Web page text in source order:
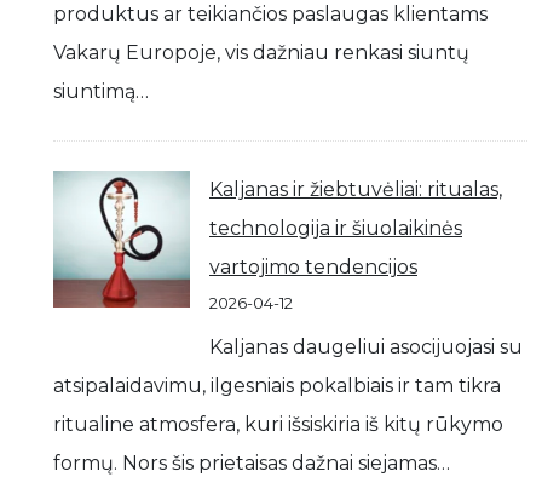
produktus ar teikiančios paslaugas klientams
Vakarų Europoje, vis dažniau renkasi siuntų
siuntimą…
Kaljanas ir žiebtuvėliai: ritualas,
technologija ir šiuolaikinės
vartojimo tendencijos
2026-04-12
Kaljanas daugeliui asocijuojasi su
atsipalaidavimu, ilgesniais pokalbiais ir tam tikra
ritualine atmosfera, kuri išsiskiria iš kitų rūkymo
formų. Nors šis prietaisas dažnai siejamas…